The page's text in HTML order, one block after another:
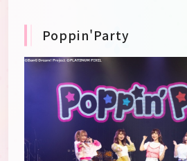
Poppin'Party